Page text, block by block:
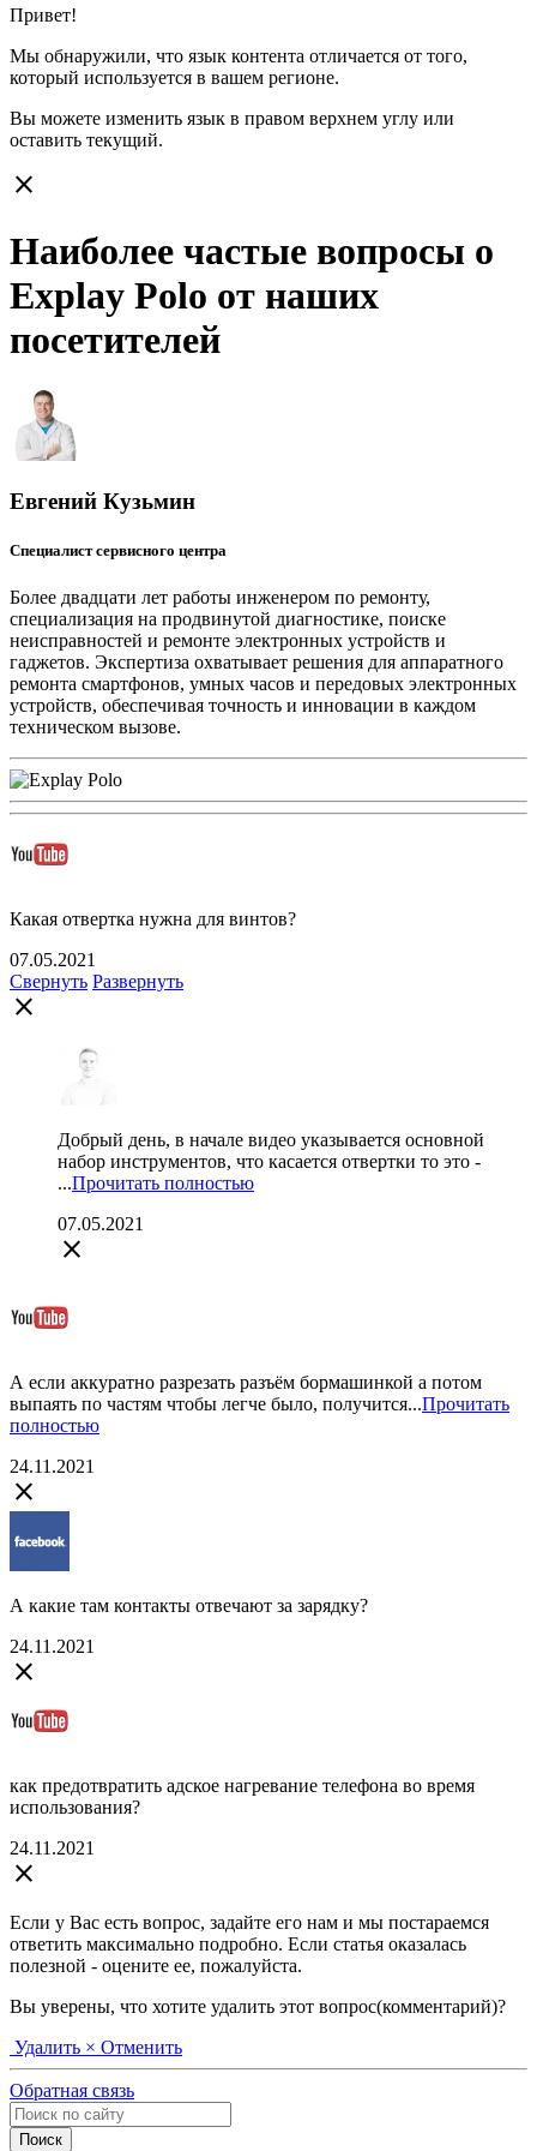
Привет!
Мы обнаружили, что язык контента отличается от того,
который используется в вашем регионе.
Вы можете изменить язык в правом верхнем углу или
оставить текущий.
close
Наиболее частые вопросы о
Explay Polo от наших
посетителей
Евгений Кузьмин
Специалист сервисного центра
Более двадцати лет работы инженером по ремонту,
специализация на продвинутой диагностике, поиске
неисправностей и ремонте электронных устройств и
гаджетов. Экспертиза охватывает решения для аппаратного
ремонта смартфонов, умных часов и передовых электронных
устройств, обеспечивая точность и инновации в каждом
техническом вызове.
Какая отвертка нужна для винтов?
07.05.2021
Свернуть Развернуть
close
Добрый день, в начале видео указывается основной
набор инструментов, что касается отвертки то это -
...Прочитать полностью
07.05.2021
close
А если аккуратно разрезать разъём бормашинкой а потом
выпаять по частям чтобы легче было, получится...Прочитать
полностью
24.11.2021
close
А какие там контакты отвечают за зарядку?
24.11.2021
close
как предотвратить адское нагревание телефона во время
использования?
24.11.2021
close
Если у Вас есть вопрос, задайте его нам и мы постараемся
ответить максимально подробно. Если статья оказалась
полезной - оцените ее, пожалуйста.
Вы уверены, что хотите удалить этот вопрос(комментарий)?
Удалить × Отменить
Обратная связь